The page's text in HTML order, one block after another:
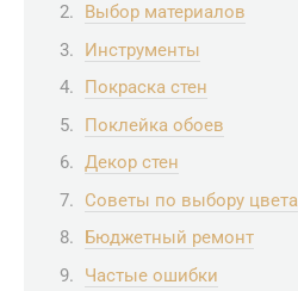
Выбор материалов
Инструменты
Покраска стен
Поклейка обоев
Декор стен
Советы по выбору цвета
Бюджетный ремонт
Частые ошибки